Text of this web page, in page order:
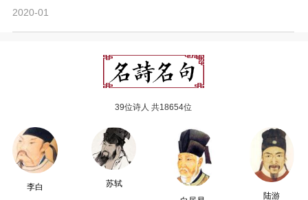
2020-01
39位诗人 共18654位
李白
苏轼
陆游